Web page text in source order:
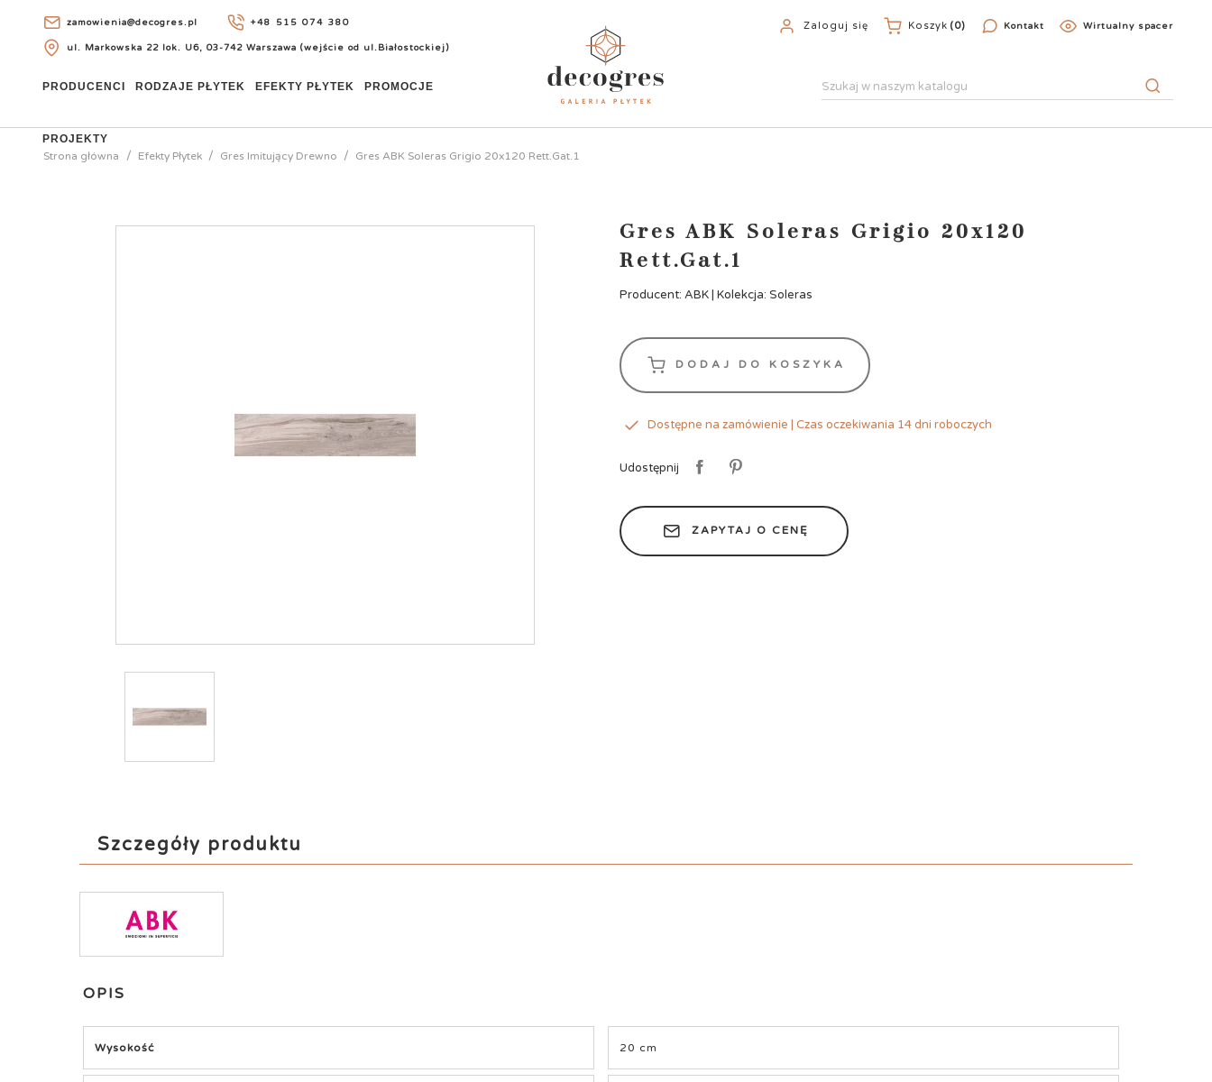
zamowienia@decogres.pl +48 515 074 380
ul. Markowska 22 lok. U6, 03-742 Warszawa (wejście od ul.Białostockiej)
Zaloguj się Koszyk (0) Kontakt Wirtualny spacer
PRODUCENCI RODZAJE PŁYTEK EFEKTY PŁYTEK PROMOCJE
PROJEKTY
Strona główna
Efekty Płytek Gres Imitujący Drewno Gres ABK Soleras Grigio 20x120 Rett.Gat.1
Gres ABK Soleras Grigio 20x120
Rett.Gat.1
Producent: ABK | Kolekcja: Soleras
DODAJ DO KOSZYKA
Dostępne na zamówienie | Czas oczekiwania 14 dni roboczych
Udostępnij
ZAPYTAJ O CENĘ
Szczegóły produktu
OPIS
Wysokość 20 cm